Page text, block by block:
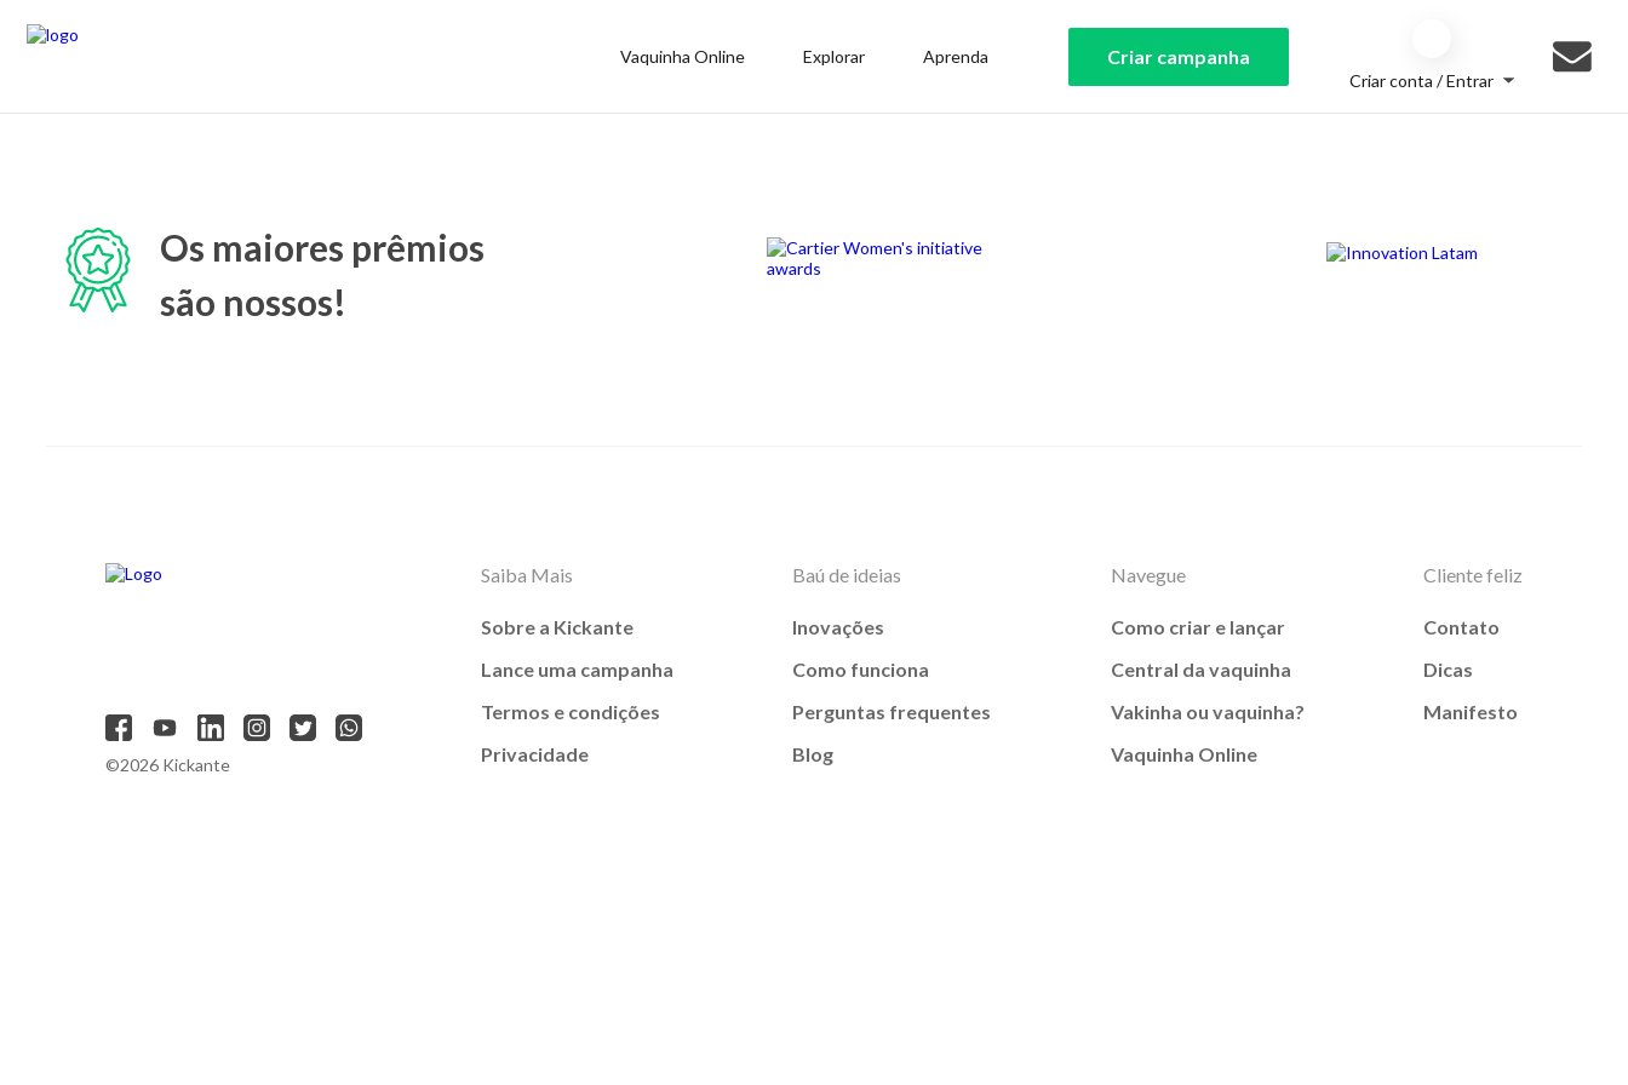
Vaquinha Online Explorar Aprenda Criar campanha
Criar conta / Entrar
Os maiores prêmios
são nossos!
©2026 Kickante
Saiba Mais
Sobre a Kickante
Lance uma campanha
Termos e condições
Privacidade
Baú de ideias
Inovações
Como funciona
Perguntas frequentes
Blog
Navegue
Como criar e lançar
Central da vaquinha
Vakinha ou vaquinha?
Vaquinha Online
Cliente feliz
Contato
Dicas
Manifesto